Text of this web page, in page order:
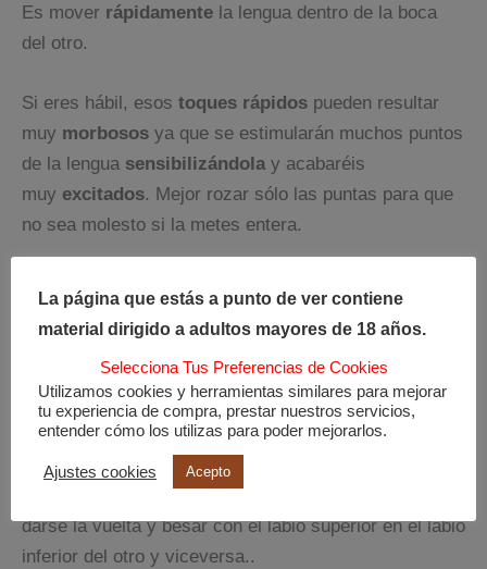
Es mover rápidamente la lengua dentro de la boca
del otro.
Si eres hábil, esos toques rápidos pueden resultar
muy morbosos ya que se estimularán muchos puntos
de la lengua sensibilizándola y acabaréis
muy excitados. Mejor rozar sólo las puntas para que
no sea molesto si la metes entera.
un beso inspirado en la escena de la película
Spiderman(2002).
Cuando él está colgado boca abajo en la red y ella lo
besa al revés.
darse la vuelta y besar con el labio superior en el labio
inferior del otro y viceversa..
La página que estás a punto de ver contiene
material dirigido a adultos mayores de 18 años.
Selecciona Tus Preferencias de Cookies
Utilizamos cookies y herramientas similares para mejorar
tu experiencia de compra, prestar nuestros servicios,
entender cómo los utilizas para poder mejorarlos.
Ajustes cookies Acepto